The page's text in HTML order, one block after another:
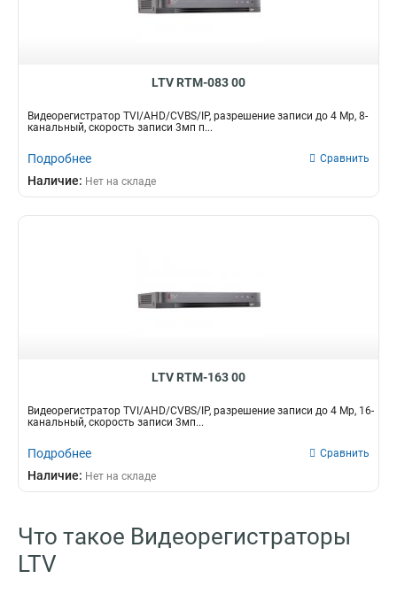
LTV RTM-083 00
Видеорегистратор TVI/AHD/CVBS/IP, разрешение записи до 4 Mp, 8-
канальный, скорость записи 3мп п...
Подробнее Сравнить
Наличие: Нет на складе
LTV RTM-163 00
Видеорегистратор TVI/AHD/CVBS/IP, разрешение записи до 4 Mp, 16-
канальный, скорость записи 3мп...
Подробнее Сравнить
Наличие: Нет на складе
Что такое Видеорегистраторы
LTV